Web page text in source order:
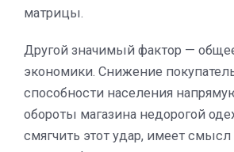
матрицы.
Другой значимый фактор —
экономики. Снижение
способности населения
обороты магазина недорогой
смягчить этот удар, имеет смысл